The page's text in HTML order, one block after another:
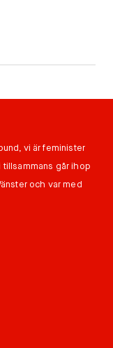
vi är feminister
tillsammans går ihop
och var med